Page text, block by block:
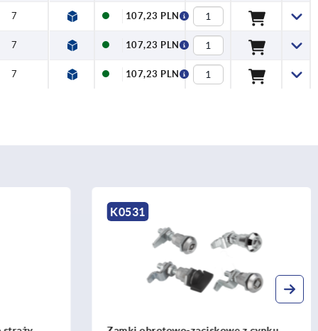
7 107,23 PLN
7 107,23 PLN
7 107,23 PLN
K0531